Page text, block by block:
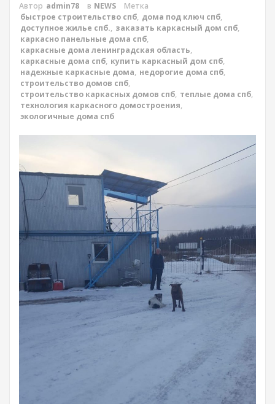
Автор admin78 в NEWS
Метка
быстрое строительство спб, дома под ключ спб,
доступное жилье спб., заказать каркасный дом спб,
каркасно панельные дома спб,
каркасные дома ленинградская область,
каркасные дома спб, купить каркасный дом спб,
надежные каркасные дома, недорогие дома спб,
строительство домов спб,
строительство каркасных домов спб, теплые дома спб,
технология каркасного домостроения,
экологичные дома спб